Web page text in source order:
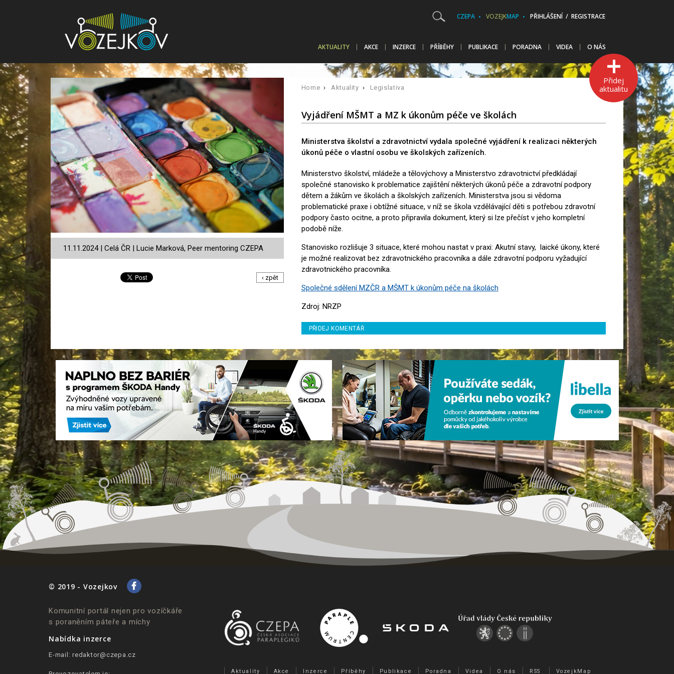
CZEPA VOZEJKMAP PŘIHLÁŠENÍ / REGISTRACE
AKTUALITY AKCE INZERCE PŘÍBĚHY PUBLIKACE PORADNA VIDEA O NÁS
Přidej
aktualitu
11.11.2024 | Celá ČR | Lucie Marková, Peer mentoring CZEPA
‹ zpět
Home › Aktuality › Legislativa
Vyjádření MŠMT a MZ k úkonům péče ve školách
Ministerstva školství a zdravotnictví vydala společné vyjádření k realizaci některých
úkonů péče o vlastní osobu ve školských zařízeních.
Ministerstvo školství, mládeže a tělovýchovy a Ministerstvo zdravotnictví předkládají
společné stanovisko k problematice zajištění některých úkonů péče a zdravotní podpory
dětem a žákům ve školách a školských zařízeních. Ministerstva jsou si vědoma
problematické praxe i obtížné situace, v níž se škola vzdělávající děti s potřebou zdravotní
podpory často ocitne, a proto připravila dokument, který si lze přečíst v jeho kompletní
podobě níže.
Stanovisko rozlišuje 3 situace, které mohou nastat v praxi: Akutní stavy, laické úkony, které
je možné realizovat bez zdravotnického pracovníka a dále zdravotní podporu vyžadující
zdravotnického pracovníka.
Společné sdělení MZČR a MŠMT k úkonům péče na školách
Zdroj: NRZP
PŘIDEJ KOMENTÁŘ
© 2019 - Vozejkov
Komunitní portál nejen pro vozíčkáře
s poraněním páteře a míchy
Nabídka inzerce
E-mail: redaktor@czepa.cz
Aktuality Akce Inzerce Příběhy Publikace Poradna Videa O nás RSS VozejkMap